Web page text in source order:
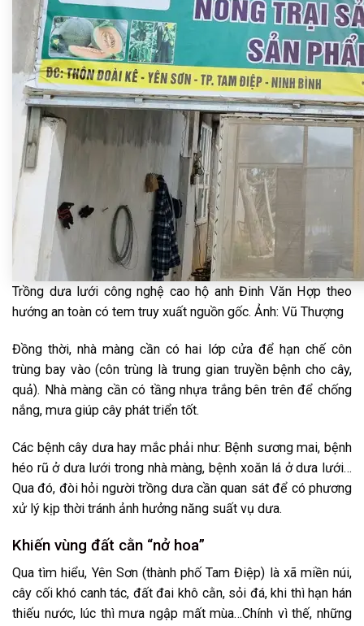
Trồng dưa lưới công nghệ cao hộ anh Đinh Văn Hợp theo
hướng an toàn có tem truy xuất nguồn gốc. Ảnh: Vũ Thượng
Đồng thời, nhà màng cần có hai lớp cửa để hạn chế côn
trùng bay vào (côn trùng là trung gian truyền bệnh cho cây,
quả). Nhà màng cần có tầng nhựa trắng bên trên để chống
nắng, mưa giúp cây phát triển tốt.
Các bệnh cây dưa hay mắc phải như: Bệnh sương mai, bệnh
héo rũ ở dưa lưới trong nhà màng, bệnh xoăn lá ở dưa lưới…
Qua đó, đòi hỏi người trồng dưa cần quan sát để có phương
xử lý kịp thời tránh ảnh hưởng năng suất vụ dưa.
Khiến vùng đất cằn “nở hoa”
Qua tìm hiểu, Yên Sơn (thành phố Tam Điệp) là xã miền núi,
cây cối khó canh tác, đất đai khô cằn, sỏi đá, khi thì hạn hán
thiếu nước, lúc thì mưa ngập mất mùa…Chính vì thế, những